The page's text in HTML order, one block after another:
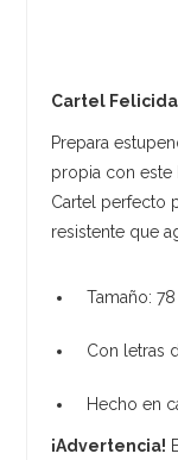
Cartel
Prepara
propia con este
Cartel perfecto
resistente que
Tamaño:
Con letras
Hecho en
¡Advertencia!